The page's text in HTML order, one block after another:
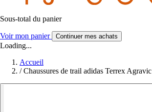
Sous-total du panier
Voir mon panier Continuer mes achats
Loading...
Accueil
/ Chaussures de trail adidas Terrex Agravic